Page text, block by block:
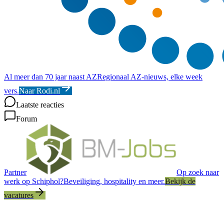
Al meer dan 70 jaar naast AZRegionaal AZ-nieuws, elke week
vers.Naar Rodi.nl
Laatste reacties
Forum
Partner
Op zoek naar
werk op Schiphol?Beveiliging, hospitality en meer.Bekijk de
vacatures